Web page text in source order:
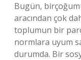
Bugün,
aracından çok
toplumun bir
normlara uyum
durumda. Bir